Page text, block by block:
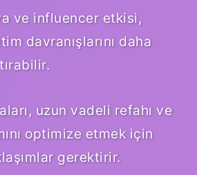
ve influencer etkisi,
davranışlarını daha
uzun vadeli refahı ve
optimize etmek için
gerektirir.